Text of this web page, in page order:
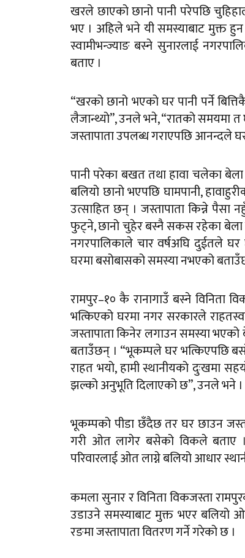
खरले छाएको छानो पानी परेपछि
भए । अहिले भने यी समस्याबाट मुक्त
स्वामीभन्ज्याङ बस्ने सुनारलाई
बताए ।
“खरको छानो भएको घर पानी पर्ने
लैजान्थ्यो”, उनले भने, “रातको समयमा
जस्तापाता उपलब्ध गराएपछि आनन्दले
पानी परेका बखत तथा हावा चलेका
बलियो छानो भएपछि घामपानी,
उत्साहित छन् । जस्तापाता किन्ने
फुट्ने, छानो चुहेर बस्नै सकस रहेका बेला
नगरपालिकाले चार वर्षअघि दुईतले
घरमा बसोबासको समस्या नभएको
रामपुर–१० कै रानागाउँ बस्ने विनिता
भत्किएको घरमा नगर सरकारले
जस्तापाता किनेर लगाउन समस्या
बताउँछन् । “भूकम्पले घर भत्किएपछि
राहत भयो, हामी स्थानीयको दुःखमा
झल्को अनुभूति दिलाएको छ”, उनले भने ।
भूकम्पको पीडा छँदैछ तर घर छाउन
गरी ओत लागेर बसेको विकले बताए ।
परिवारलाई ओत लाग्ने बलियो आधार
कमला सुनार र विनिता विकजस्ता
उडाउने समस्याबाट मुक्त भएर बलियो
रङमा जस्तापाता वितरण गर्ने गरेको छ ।